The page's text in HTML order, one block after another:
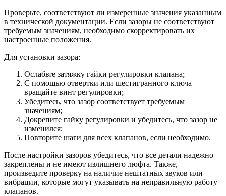
Проверьте, соответствуют ли измеренные значения указанным
в технической документации. Если зазоры не соответствуют
требуемым значениям, необходимо скорректировать их
настроенные положения.
Для установки зазора:
Ослабьте затяжку гайки регулировки клапана;
С помощью отвертки или шестигранного ключа
вращайте винт регулировки;
Убедитесь, что зазор соответствует требуемым
значениям;
Докрепите гайку регулировки и убедитесь, что зазор не
изменился;
Повторите шаги для всех клапанов, если необходимо.
После настройки зазоров убедитесь, что все детали надежно
закреплены и не имеют излишнего люфта. Также,
произведите проверку на наличие нештатных звуков или
вибрации, которые могут указывать на неправильную работу
клапанов.